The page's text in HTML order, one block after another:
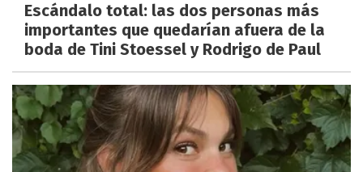
Escándalo total: las dos personas más
importantes que quedarían afuera de la
boda de Tini Stoessel y Rodrigo de Paul